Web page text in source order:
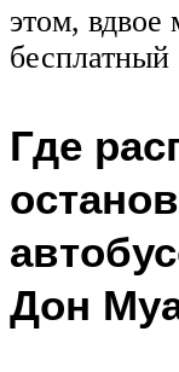
этом, вдвое
бесплатный
Где
Дон